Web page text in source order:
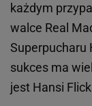
każdym
walce Real
Superpucharu
sukces ma
jest Hansi